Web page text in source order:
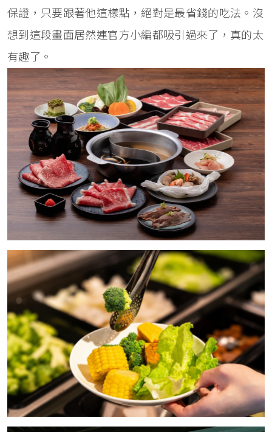
保證，只要跟著他這樣點，絕對是最省錢的吃法。沒
想到這段畫面居然連官方小編都吸引過來了，真的太
有趣了。